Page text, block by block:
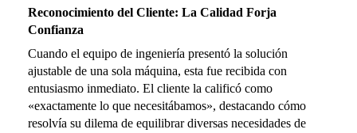
Reconocimiento del Cliente: La Calidad Forja
Confianza
Cuando el equipo de ingeniería presentó la solución
ajustable de una sola máquina, esta fue recibida con
entusiasmo inmediato. El cliente la calificó como
«exactamente lo que necesitábamos», destacando cómo
resolvía su dilema de equilibrar diversas necesidades de